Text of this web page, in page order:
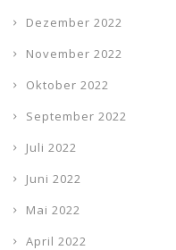
Dezember 2022
November 2022
Oktober 2022
September 2022
Juli 2022
Juni 2022
Mai 2022
April 2022